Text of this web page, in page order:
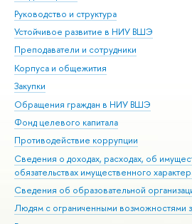
Руководство и структура
Устойчивое развитие в НИУ ВШЭ
Преподаватели и сотрудники
Корпуса и общежития
Закупки
Обращения граждан в НИУ ВШЭ
Фонд целевого капитала
Противодействие коррупции
Сведения о доходах, расходах, об
обязательствах имущественного
Сведения об образовательной
Людям с ограниченными возможностями